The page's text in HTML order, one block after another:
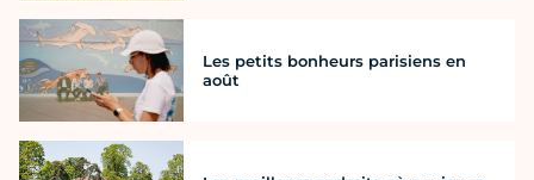
Les petits bonheurs parisiens en
août